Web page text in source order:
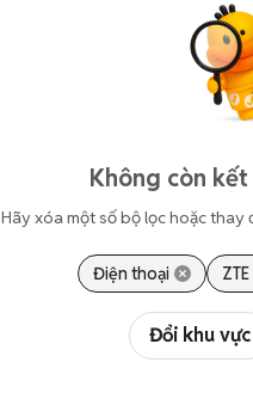
Không còn
Hãy xóa một số bộ lọc hoặc thay
Điện thoại ZTE
Đổi khu vực